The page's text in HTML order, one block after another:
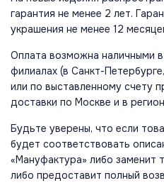
гарантия не менее 2 лет.
украшения не менее 12
Оплата возможна наличными
филиалах (в Санкт-
или по выставленному счету
доставки по Москве и в
Будьте уверены, что если
будет соответствовать
«Мануфактура» либо заменит
либо предоставит полный